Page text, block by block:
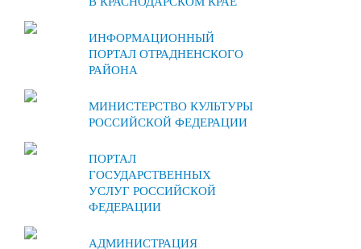
ИНФОРМАЦИОННЫЙ
ПОРТАЛ ОТРАДНЕНСКОГО
РАЙОНА
МИНИСТЕРСТВО КУЛЬТУРЫ
РОССИЙСКОЙ ФЕДЕРАЦИИ
ПОРТАЛ
ГОСУДАРСТВЕННЫХ
УСЛУГ РОССИЙСКОЙ
ФЕДЕРАЦИИ
АДМИНИСТРАЦИЯ